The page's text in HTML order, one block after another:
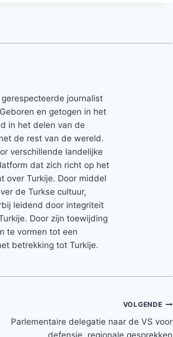
journalist
en getogen in het
in het delen van de
de rest van de wereld.
verschillende landelijke
dat zich richt op het
over Turkije. Door middel
de Turkse cultuur,
leidend door integriteit
Door zijn toewijding
te vormen tot een
betrekking tot Turkije.
VOLGENDE
Parlementaire delegatie naar de VS voor
defensie, regionale gesprekken